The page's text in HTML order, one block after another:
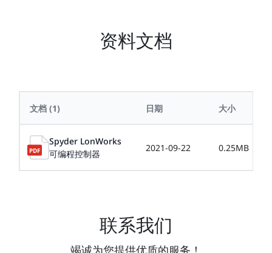
资料文档
文档 (1) 日期 大小
Spyder LonWorks
可编程控制器
2021-09-22 0.25MB
联系我们
竭诚为您提供优质的服务！